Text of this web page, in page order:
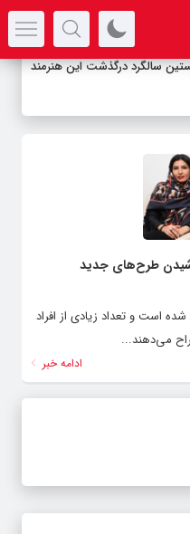
سالگرد درگذشت این هنرمند
طرح‌های جدید
است و تعداد زیادی از افراد
می‌دهند...
ادامه خبر